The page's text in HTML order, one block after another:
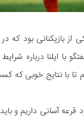
بازیکنانی بود که
با ایلنا درباره
با نتایج خوبی که
آسانی داریم و باید